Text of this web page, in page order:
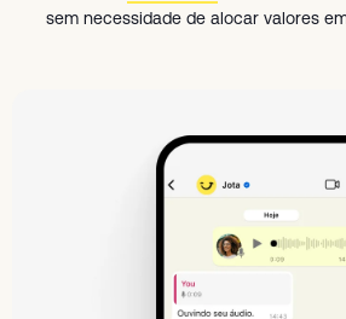
sem necessidade de alocar valores em